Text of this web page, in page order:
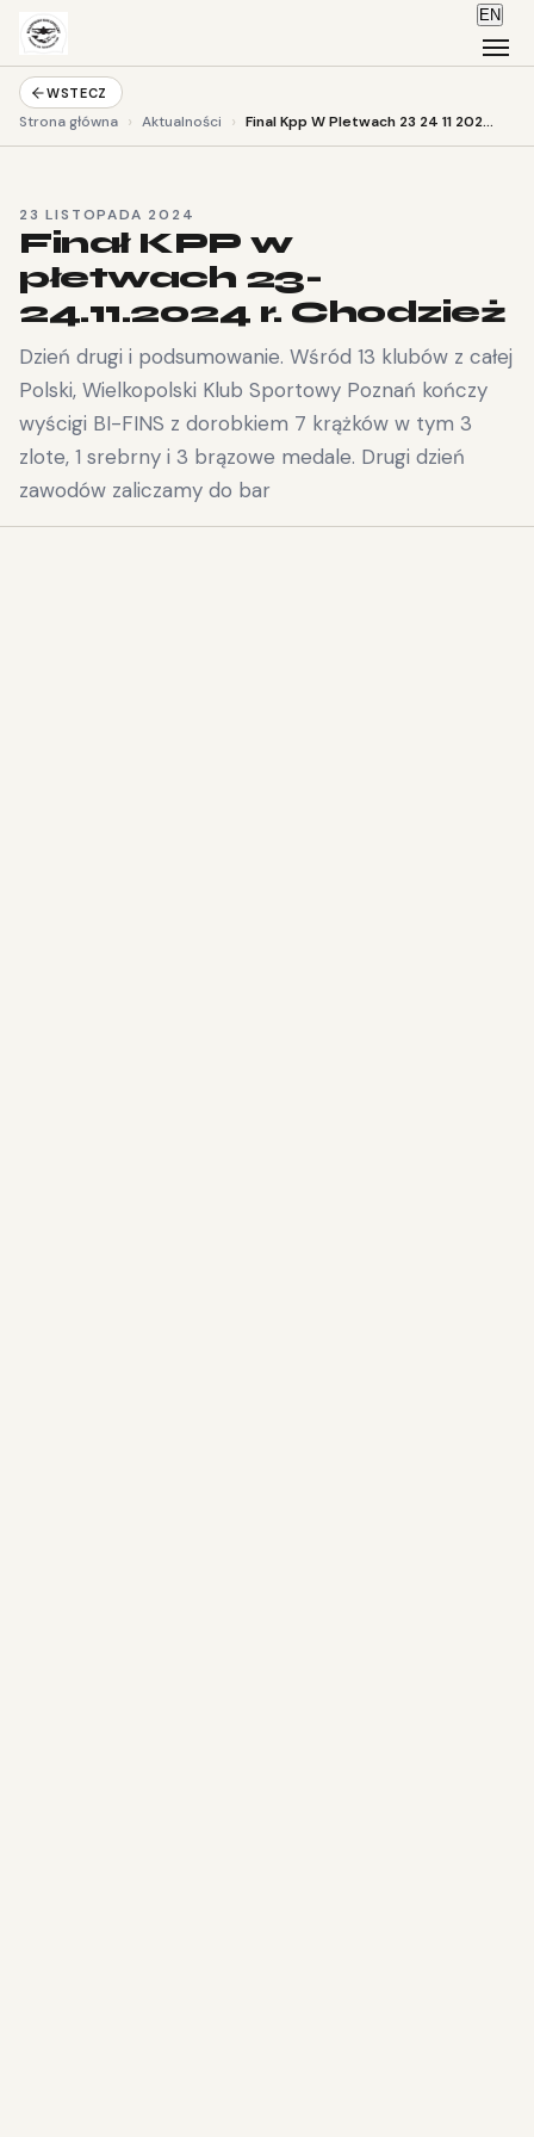
EN
WSTECZ
Strona główna › Aktualności › Final Kpp W Pletwach 23 24 11 2024 R
23 LISTOPADA 2024
Finał KPP w
płetwach 23-
24.11.2024 r. Chodzież
Dzień drugi i podsumowanie. Wśród 13 klubów z całej
Polski, Wielkopolski Klub Sportowy Poznań kończy
wyścigi BI-FINS z dorobkiem 7 krążków w tym 3
zlote, 1 srebrny i 3 brązowe medale. Drugi dzień
zawodów zaliczamy do bar